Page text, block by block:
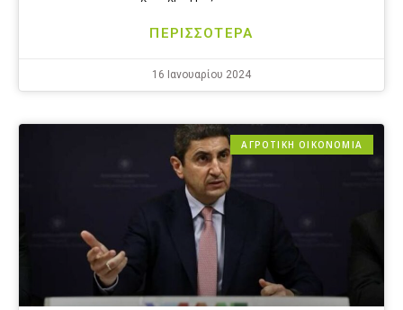
ΠΕΡΙΣΣΟΤΕΡΑ
16 Ιανουαρίου 2024
ΑΓΡΟΤΙΚΗ ΟΙΚΟΝΟΜΙΑ